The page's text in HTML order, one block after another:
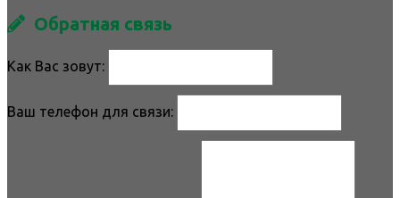
Обратная связь
Как Вас зовут:
Ваш телефон для связи: